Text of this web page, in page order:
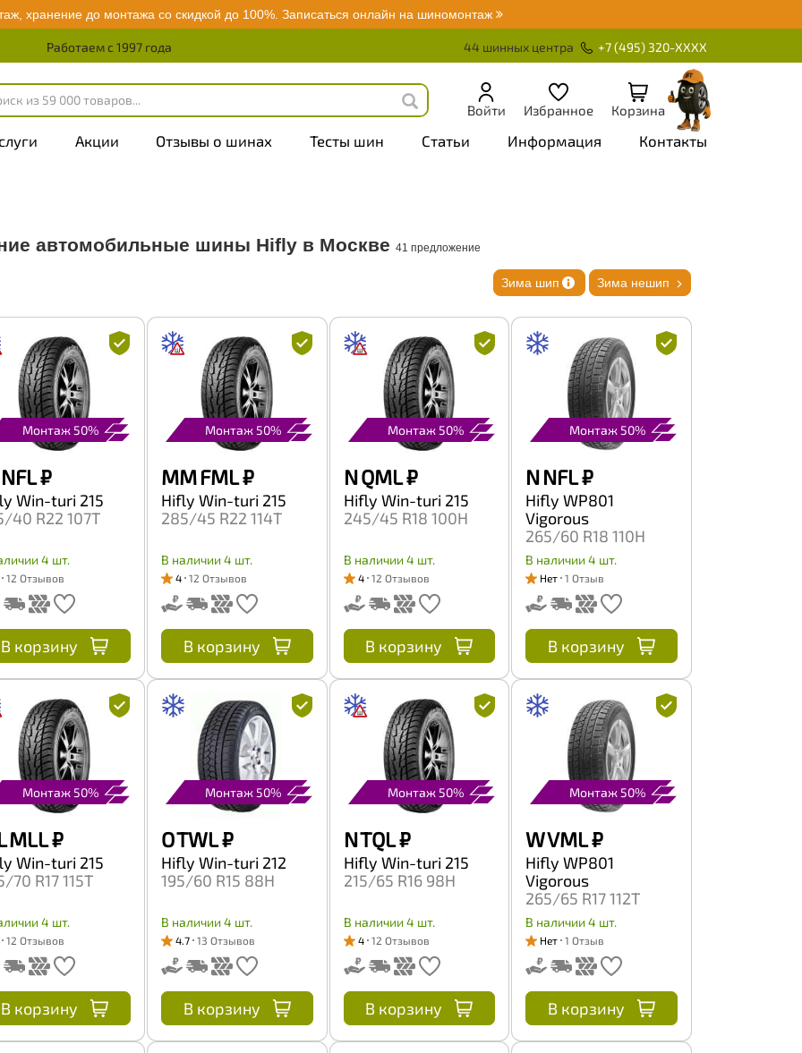
хранение до монтажа со скидкой до 100%. Записаться онлайн на шиномонтаж
Работаем с 1997 года 44 шинных центра +7 (495) 320-XXXX
Войти Избранное Корзина
Акции Отзывы о шинах Тесты шин Статьи Информация Контакты
автомобильные шины Hifly в Москве 41 предложение
Зима шип Зима нешип
Монтаж 50%
₽
Win-turi 215
40 R22 107T
4 шт.
12 Отзывов
В корзину
Монтаж 50%
MM FML₽
Hifly Win-turi 215
285/45 R22 114T
В наличии 4 шт.
4 12 Отзывов
В корзину
Монтаж 50%
N QML₽
Hifly Win-turi 215
245/45 R18 100H
В наличии 4 шт.
4 12 Отзывов
В корзину
Монтаж 50%
N NFL₽
Hifly WP801
Vigorous
265/60 R18 110H
В наличии 4 шт.
Нет 1 Отзыв
В корзину
Монтаж 50%
MLL₽
Win-turi 215
70 R17 115T
4 шт.
12 Отзывов
В корзину
Монтаж 50%
O TWL₽
Hifly Win-turi 212
195/60 R15 88H
В наличии 4 шт.
4.7 13 Отзывов
В корзину
Монтаж 50%
N TQL₽
Hifly Win-turi 215
215/65 R16 98H
В наличии 4 шт.
4 12 Отзывов
В корзину
Монтаж 50%
W VML₽
Hifly WP801
Vigorous
265/65 R17 112T
В наличии 4 шт.
Нет 1 Отзыв
В корзину